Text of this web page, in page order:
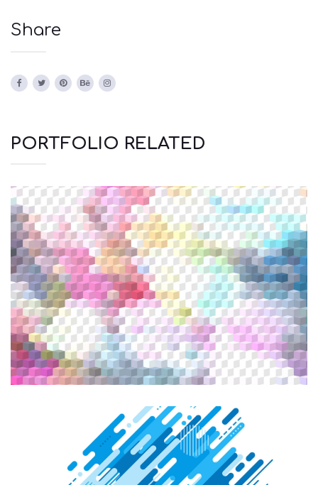
Share
PORTFOLIO RELATED
CREATIVE DESIGN
Graphic Design Illustration
CREATIVE DESIGN